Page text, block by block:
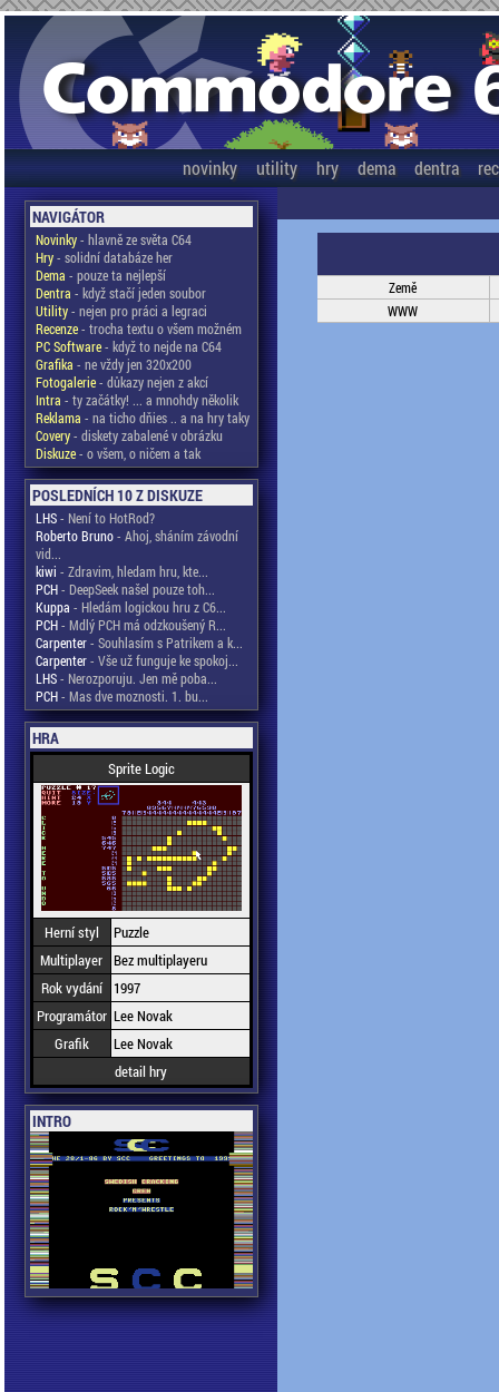
novinky utility hry dema dentra
NAVIGÁTOR
Novinky- hlavně ze světa C64
Hry- solidní databáze her
Dema - pouze ta nejlepší
Dentra - když stačí jeden soubor
Utility- nejen pro práci a legraci
Recenze- trocha textu o všem možném
PC Software- když to nejde na C64
Grafika - ne vždy jen 320x200
Fotogalerie- důkazy nejen z akcí
Intra - ty začátky! ... a mnohdy několik
Reklama - na ticho dňies .. a na hry taky
Covery- diskety zabalené v obrázku
Diskuze- o všem, o ničem a tak
POSLEDNÍCH 10 Z DISKUZE
LHS- Není to HotRod?
Roberto Bruno- Ahoj, sháním závodní
vid...
kiwi - Zdravim, hledam hru, kte...
PCH- DeepSeek našel pouze toh...
Kuppa - Hledám logickou hru z C6...
PCH- Mdlý PCH má odzkoušený R...
Carpenter- Souhlasím s Patrikem a k...
Carpenter- Vše už funguje ke spokoj...
LHS- Nerozporuju. Jen mě poba...
PCH- Mas dve moznosti. 1. bu...
HRA
Sprite Logic
Herní styl
Puzzle
Multiplayer Bez multiplayeru
Rok vydání
1997
Programátor Lee Novak
Grafik
Lee Novak
detail hry
INTRO
Země
WWW